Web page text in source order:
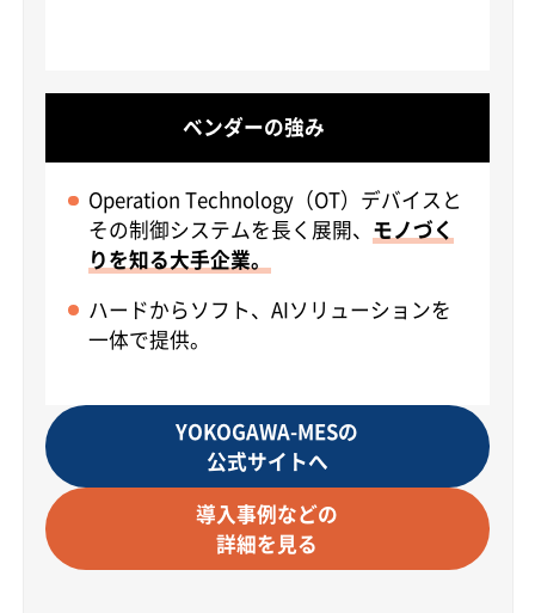
ベンダーの強み
Operation Technology（OT）デバイスと
その制御システムを長く展開、 モノづく
りを知る大手企業。
ハードからソフト、AIソリューションを
一体で提供。
YOKOGAWA-MESの
公式サイトへ
導入事例などの
詳細を見る